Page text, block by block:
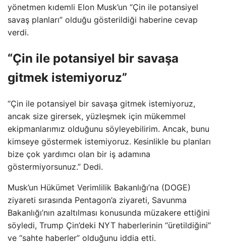
yönetmen kıdemli Elon Musk’un “Çin ile potansiyel
savaş planları” olduğu gösterildiği haberine cevap
verdi.
“Çin ile potansiyel bir savaşa
gitmek istemiyoruz”
“Çin ile potansiyel bir savaşa gitmek istemiyoruz,
ancak size girersek, yüzleşmek için mükemmel
ekipmanlarımız olduğunu söyleyebilirim. Ancak, bunu
kimseye göstermek istemiyoruz. Kesinlikle bu planları
bize çok yardımcı olan bir iş adamına
göstermiyorsunuz.” Dedi.
Musk’un Hükümet Verimlilik Bakanlığı’na (DOGE)
ziyareti sırasında Pentagon’a ziyareti, Savunma
Bakanlığı’nın azaltılması konusunda müzakere ettiğini
söyledi, Trump Çin’deki NYT haberlerinin “üretildiğini”
ve “sahte haberler” olduğunu iddia etti.